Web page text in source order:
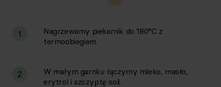
1
Nagrzewamy piekarnik do 180°C z
termoobiegiem.
2
W małym garnku łączymy mleko, masło,
erytrol i szczyptę soli.